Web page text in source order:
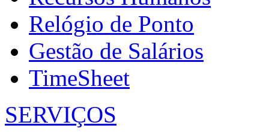
Relógio de Ponto
Gestão de Salários
TimeSheet
SERVIÇOS